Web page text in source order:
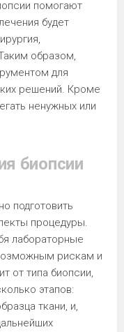
помогают
будет
образом,
для
решений. Кроме
ненужных или
биопсии
подготовить
процедуры.
лабораторные
рискам и
от типа биопсии,
этапов:
ткани, и,